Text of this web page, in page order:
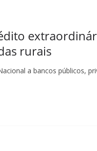
rurais
a bancos públicos,